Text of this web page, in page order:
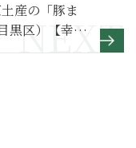
産の「豚ま
黒区）【幸せ